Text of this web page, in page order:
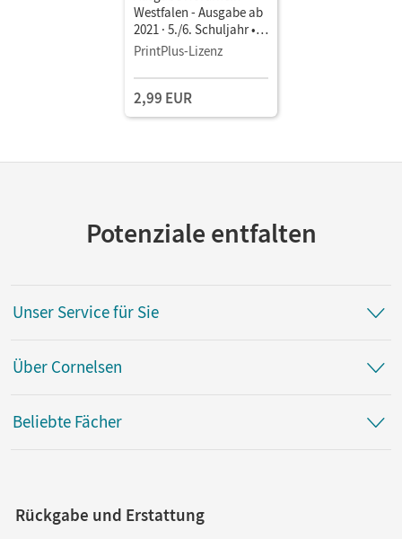
Westfalen - Ausgabe ab
2021 · 5./6. Schuljahr •
Schulbuch als E-Book
PrintPlus-Lizenz
2,99 EUR
Potenziale entfalten
Unser Service für Sie
Über Cornelsen
Beliebte Fächer
Rückgabe und Erstattung